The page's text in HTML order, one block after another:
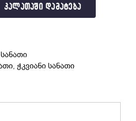
ᲙᲐᲚᲐᲗᲐᲨᲘ ᲓᲐᲛᲐᲢᲔᲑᲐ
, ჭკვიანი სანათი